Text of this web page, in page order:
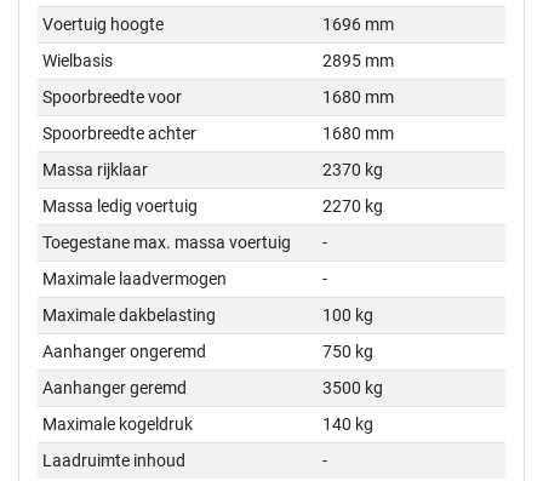
Voertuig hoogte
1696 mm
Wielbasis
2895 mm
Spoorbreedte voor
1680 mm
Spoorbreedte achter
1680 mm
Massa rijklaar
2370 kg
Massa ledig voertuig
2270 kg
Toegestane max. massa voertuig
-
Maximale laadvermogen
-
Maximale dakbelasting
100 kg
Aanhanger ongeremd
750 kg
Aanhanger geremd
3500 kg
Maximale kogeldruk
140 kg
Laadruimte inhoud
-